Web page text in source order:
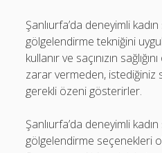
Şanlıurfa’da deneyimli
gölgelendirme tekniğini
kullanır ve saçınızın
zarar vermeden, istediğiniz
gerekli özeni gösterirler.
Şanlıurfa’da deneyimli
gölgelendirme seçenekleri